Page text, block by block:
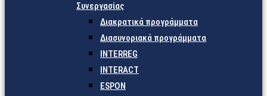
Συνεργασίας
Διακρατικά προγράμματα
Διασυνοριακά προγράμματα
INTERREG
INTERACT
ESPON